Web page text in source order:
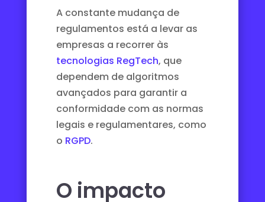
A constante mudança de
regulamentos está a levar as
empresas a recorrer às
tecnologias RegTech, que
dependem de algoritmos
avançados para garantir a
conformidade com as normas
legais e regulamentares, como
o RGPD.
O impacto